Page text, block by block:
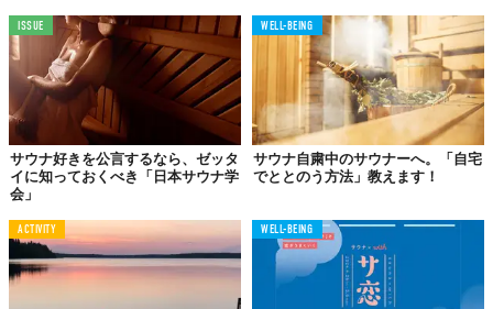
日帰り天然温泉　竜泉寺の湯　豊田浄水店：
https://youtu.be/85QWATJLBlg
【近畿】
SPA&HOTEL水春松井山手：
https://youtu.be/Em3VxSnxTfo
潮芦屋温泉SPA水春：https://youtu.be/SncWSaK2HmY
岩塩　和らかの湯：https://youtu.be/C6IR3qD4GnM
https://youtu.be/vZT86KmCjPQ
ISSUE
サウナ好きを公言するなら、ゼッタ
イに知っておくべき「日本サウナ学
会」
WELL-BEING
サウナ自粛中のサウナーへ。「自宅
でととのう方法」教えます！
ACTIVITY WELL-BEING